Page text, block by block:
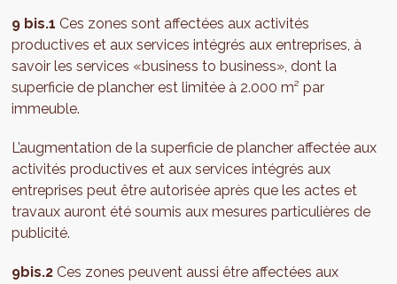
9 bis.1Ces zones sont affectées aux activités
productives et aux services intégrés aux entreprises, à
savoir les services «business to business», dont la
superficie de plancher est limitée à 2.000 m² par
immeuble.
L’augmentation de la superficie de plancher affectée aux
activités productives et aux services intégrés aux
entreprises peut être autorisée après que les actes et
travaux auront été soumis aux mesures particulières de
publicité.
9bis.2Ces zones peuvent aussi être affectées aux